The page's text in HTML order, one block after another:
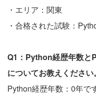
・エリア：関東
・合格された試験：
Q1：Python経歴年数と
についてお教えください。
Python経歴年数：0年で